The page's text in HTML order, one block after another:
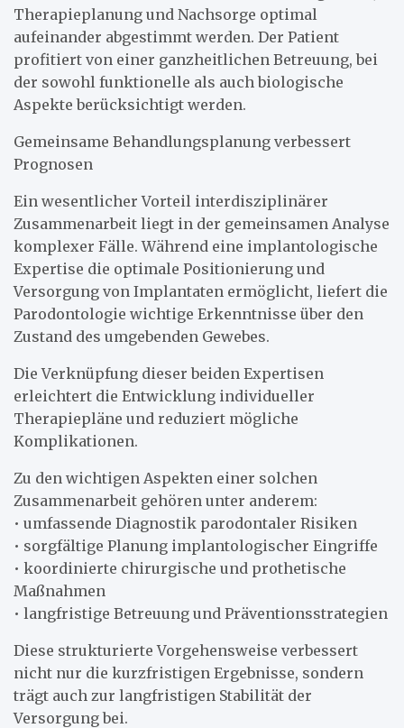
Therapieplanung und Nachsorge optimal
aufeinander abgestimmt werden. Der Patient
profitiert von einer ganzheitlichen Betreuung, bei
der sowohl funktionelle als auch biologische
Aspekte berücksichtigt werden.
Gemeinsame Behandlungsplanung verbessert
Prognosen
Ein wesentlicher Vorteil interdisziplinärer
Zusammenarbeit liegt in der gemeinsamen Analyse
komplexer Fälle. Während eine implantologische
Expertise die optimale Positionierung und
Versorgung von Implantaten ermöglicht, liefert die
Parodontologie wichtige Erkenntnisse über den
Zustand des umgebenden Gewebes.
Die Verknüpfung dieser beiden Expertisen
erleichtert die Entwicklung individueller
Therapiepläne und reduziert mögliche
Komplikationen.
Zu den wichtigen Aspekten einer solchen
Zusammenarbeit gehören unter anderem:
• umfassende Diagnostik parodontaler Risiken
• sorgfältige Planung implantologischer Eingriffe
• koordinierte chirurgische und prothetische
Maßnahmen
• langfristige Betreuung und Präventionsstrategien
Diese strukturierte Vorgehensweise verbessert
nicht nur die kurzfristigen Ergebnisse, sondern
trägt auch zur langfristigen Stabilität der
Versorgung bei.